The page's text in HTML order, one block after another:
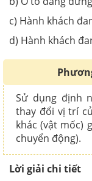
c) Hành khách
d) Hành khách
Sử dụng định
thay đổi vị trí
khác (vật mốc)
chuyển động).
Lời giải chi tiết